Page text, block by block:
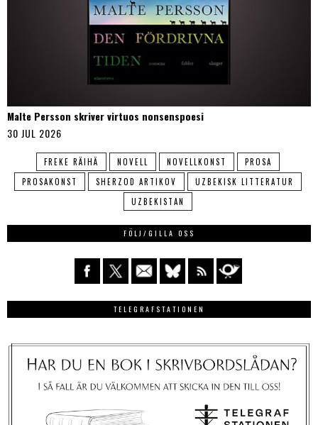
Malte Persson skriver virtuos nonsenspoesi
30 JUL 2026
FREKE RÄIHÄ NOVELL NOVELLKONST
PROSA
PROSAKONST
SHERZOD ARTIKOV
UZBEKISK LITTERATUR
UZBEKISTAN
FÖLJ/GILLA OSS
TELEGRAFSTATIONEN